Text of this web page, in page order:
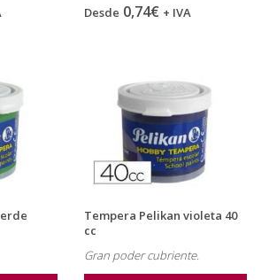
Desde 0,74€ + IVA
Tempera Pelikan violeta 40
cc
Gran poder cubriente.